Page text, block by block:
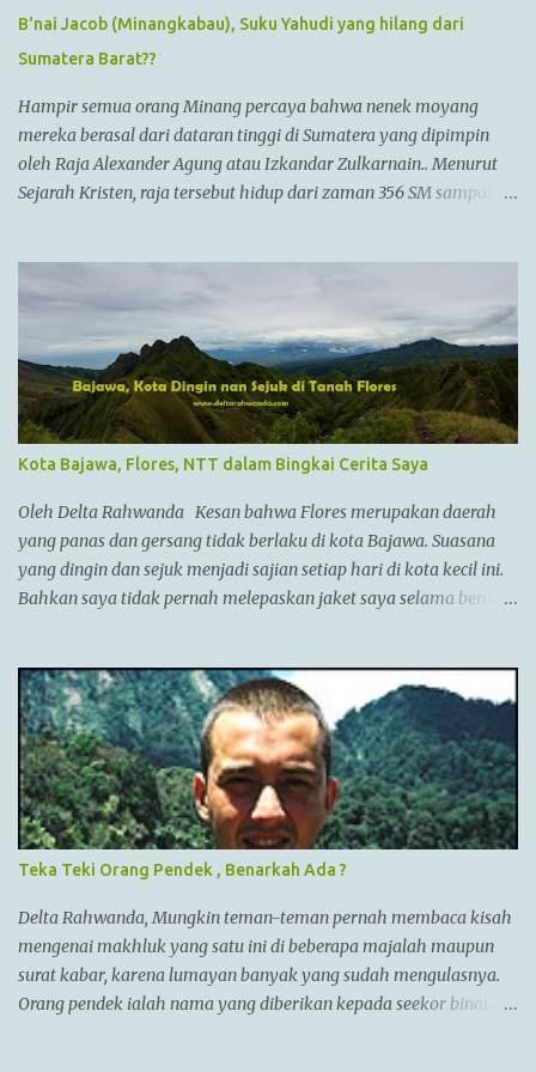
B'nai Jacob (Minangkabau), Suku Yahudi yang hilang dari
Sumatera Barat??
Hampir semua orang Minang percaya bahwa nenek moyang
mereka berasal dari dataran tinggi di Sumatera yang dipimpin
oleh Raja Alexander Agung atau Izkandar Zulkarnain.. Menurut
Sejarah Kristen, raja tersebut hidup dari zaman 356 SM sampai
setiap pertempuran. Di zamannya, dia sudah menguasai
kebanyakan daerah yang sudah dikenal. Ayahnya adalah Philip II
yang menyatukan kebanyakan kota2 di dataran utama Yunani
dalam kepemerintahan Macedonian dalam sebuah Negara
federasi yang disebut Persatuan Corinth (League of Corinth) Raja
Alexander menguasai daerah2 termasuk
Anatolia,Syria,Phoenicia,Judea,Gaza,Mesir Bactria,Mesopotamia
(Irak),dan dia memperluas batas2 imperiumnya sejauh
Punjab,India. Menurut AlQuran, Zulkarnain juga sempat
mengunjungi China dan membantu membangun Tembok Besar
China Alexander menyatukan ban...
Kota Bajawa, Flores, NTT dalam Bingkai Cerita Saya
Oleh Delta Rahwanda Kesan bahwa Flores merupakan daerah
yang panas dan gersang tidak berlaku di kota Bajawa. Suasana
yang dingin dan sejuk menjadi sajian setiap hari di kota kecil ini.
Bahkan saya tidak pernah melepaskan jaket saya selama berada
seperti Ruteng, Maumere, Ende dan lainnya. Kota yang terletak
di antara bukit-bukit dan gunung Enerie menjadikannya sejuk
layaknya kota Bandung di Jawa barat. Menuju kota ini juga
tergolong sangat mudah. Jika kita berada di Labuan Bajo, kita
bisa menuju Bajawa dengan pesawat langsung jenis ATR. Jika via
darat, kita bisa menuju Bajawa dengan travel ataupun bis namun
memakan waktu cukup lama sekitar 14 jam perjalanan. Nama
Bajawa sendiri berasal dari kata Bhajawa yang merupakan
sebuah kampung terbesar dari tujuh kampung yang ada di sisi
barat kota Bajawa. Tujuh kampung yang disebut “Nua Limazua”
...
Teka Teki Orang Pendek , Benarkah Ada ?
Delta Rahwanda, Mungkin teman-teman pernah membaca kisah
mengenai makhluk yang satu ini di beberapa majalah maupun
surat kabar, karena lumayan banyak yang sudah mengulasnya.
Orang pendek ialah nama yang diberikan kepada seekor binatang